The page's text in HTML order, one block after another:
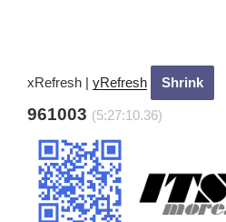
xRefresh | yRefresh
961003 (5:27:11.36)